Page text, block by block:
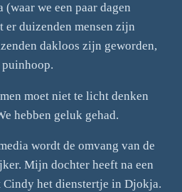
we een paar dagen
er duizenden mensen zijn
dakloos zijn geworden,
puinhoop.
moet niet te licht denken
hebben geluk gehad.
wordt de omvang van de
Mijn dochter heeft na een
Cindy het dienstertje in Djokja.